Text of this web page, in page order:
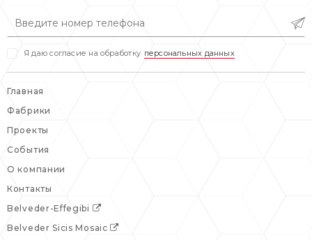
Я даю согласие на обработку персональных данных
Главная
Фабрики
Проекты
События
О компании
Контакты
Belveder-Effegibi
Belveder Sicis Mosaic